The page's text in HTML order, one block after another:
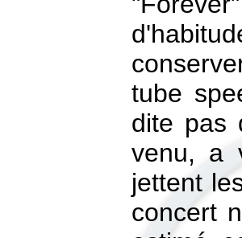
tube
dite pas
venu, a
jettent
concert